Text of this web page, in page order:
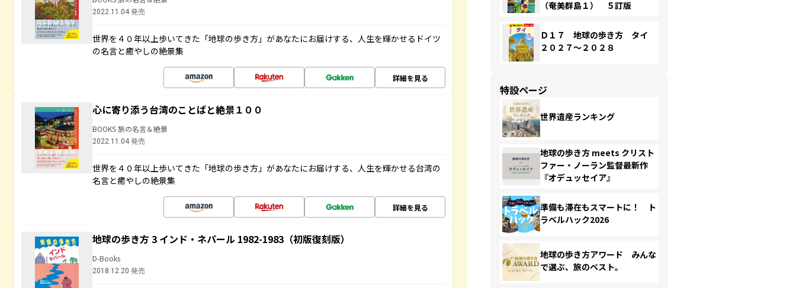
2022.11.04 発売
世界を４０年以上歩いてきた「地球の歩き方」があなたにお届けする、人生を輝かせるドイツ
の名言と癒やしの絶景集
詳細を見る
心に寄り添う台湾のことばと絶景１００
BOOKS 旅の名言＆絶景
2022.11.04 発売
世界を４０年以上歩いてきた「地球の歩き方」があなたにお届けする、人生を輝かせる台湾の
名言と癒やしの絶景集
詳細を見る
地球の歩き方 3 インド・ネパール 1982-1983（初版復刻版）
D-Books
2018.12.20 発売
（奄美群島１） ５訂版
Ｄ１７ 地球の歩き方 タイ
２０２７～２０２８
特設ページ
世界遺産ランキング
地球の歩き方 meets クリスト
ファー・ノーラン監督最新作
『オデュッセイア』
準備も滞在もスマートに！ ト
ラベルハック2026
地球の歩き方アワード みんな
で選ぶ、旅のベスト。